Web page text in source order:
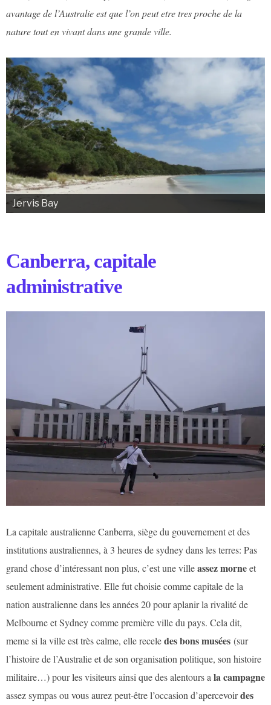
avantage de l’Australie est que l’on peut etre tres proche de la
nature tout en vivant dans une grande ville.
Jervis Bay
Canberra, capitale
administrative
La capitale australienne Canberra, siège du gouvernement et des
institutions australiennes, à 3 heures de sydney dans les terres: Pas
grand chose d’intéressant non plus, c’est une villeassez morneet
seulement administrative. Elle fut choisie comme capitale de la
nation australienne dans les années 20 pour aplanir la rivalité de
Melbourne et Sydney comme première ville du pays. Cela dit,
meme si la ville est très calme, elle receledes bons musées (sur
l’histoire de l’Australie et de son organisation politique, son histoire
militaire…) pour les visiteurs ainsi que des alentours a la campagne
assez sympas ou vous aurez peut-être l’occasion d’apercevoirdes